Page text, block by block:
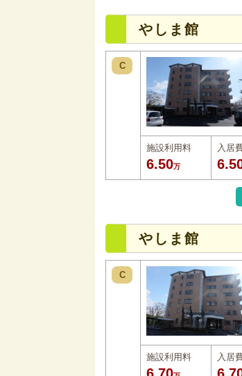
やしま館
C
施設利用料
6.50万
入居
やしま館
C
施設利用料 入居